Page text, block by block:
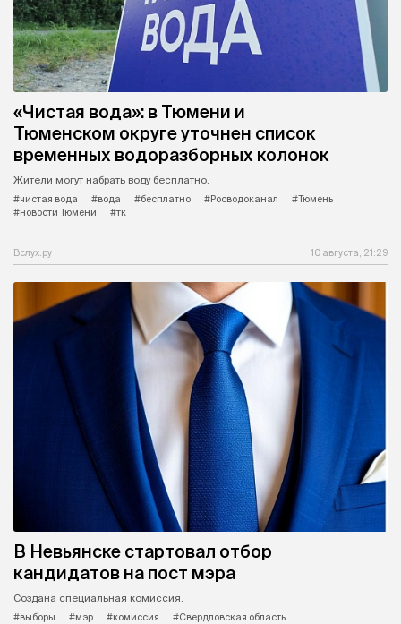
«Чистая вода»: в Тюмени и
Тюменском округе уточнен список
временных водоразборных колонок
Жители могут набрать воду бесплатно.
#чистая вода
#вода #бесплатно #Росводоканал
#Тюмень
#новости Тюмени
#тк
Вслух.ру 10 августа, 21:29
В Невьянске стартовал отбор
кандидатов на пост мэра
Создана специальная комиссия.
#выборы
#мэр #комиссия #Свердловская область